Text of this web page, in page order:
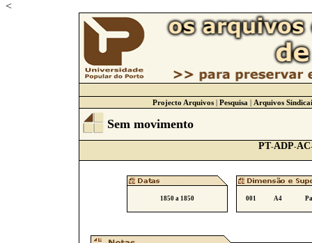
<
Projecto Arquivos| Pesquisa | Arquivos
Sem movimento
PT-ADP-AC
1850 a 1850 001 A4